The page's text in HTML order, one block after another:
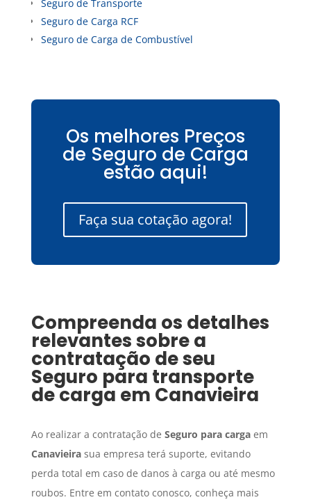
Seguro de Transporte
Seguro de Carga RCF
Seguro de Carga de Combustível
Os melhores Preços
de Seguro de Carga
estão aqui!
Faça sua cotação agora!
Compreenda os detalhes
relevantes sobre a
contratação de seu
Seguro para transporte
de carga em Canavieira
Ao realizar a contratação de Seguro para cargaem
Canavieirasua empresa terá suporte, evitando
perda total em caso de danos à carga ou até mesmo
roubos. Entre em contato conosco, conheça mais